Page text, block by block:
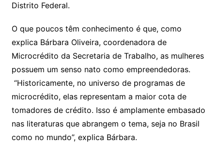
Distrito Federal.
O que poucos têm conhecimento é que, como
explica Bárbara Oliveira, coordenadora de
Microcrédito da Secretaria de Trabalho, as mulheres
possuem um senso nato como empreendedoras.
“Historicamente, no universo de programas de
microcrédito, elas representam a maior cota de
tomadores de crédito. Isso é amplamente embasado
nas literaturas que abrangem o tema, seja no Brasil
como no mundo”, explica Bárbara.